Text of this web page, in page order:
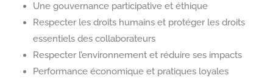
Une gouvernance participative et éthique
Respecter les droits humains et protéger les droits
essentiels des collaborateurs
Respecter l’environnement et réduire ses impacts
Performance économique et pratiques loyales